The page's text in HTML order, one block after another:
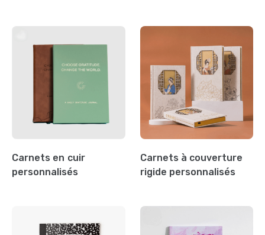
Carnets en cuir
personnalisés
Carnets à couverture
rigide personnalisés